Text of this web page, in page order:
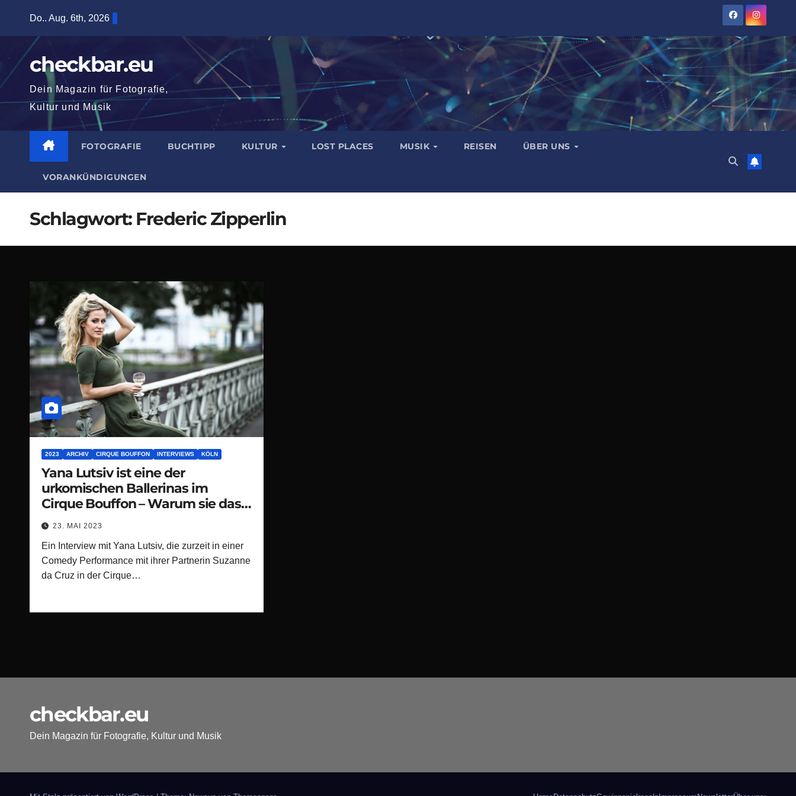
springen
Do.. Aug. 6th, 2026
checkbar.eu
Dein Magazin für Fotografie,
Kultur und Musik
FOTOGRAFIE BUCHTIPP KULTUR LOST PLACES MUSIK REISEN ÜBER UNS
VORANKÜNDIGUNGEN
Schlagwort: Frederic Zipperlin
2023 ARCHIV CIRQUE BOUFFON INTERVIEWS KÖLN
Yana Lutsiv ist eine der
urkomischen Ballerinas im
Cirque Bouffon – Warum sie das
deutsche Publikum so liebt
23. MAI 2023
Ein Interview mit Yana Lutsiv, die zurzeit in einer
Comedy Performance mit ihrer Partnerin Suzanne
da Cruz in der Cirque…
checkbar.eu
Dein Magazin für Fotografie, Kultur und Musik